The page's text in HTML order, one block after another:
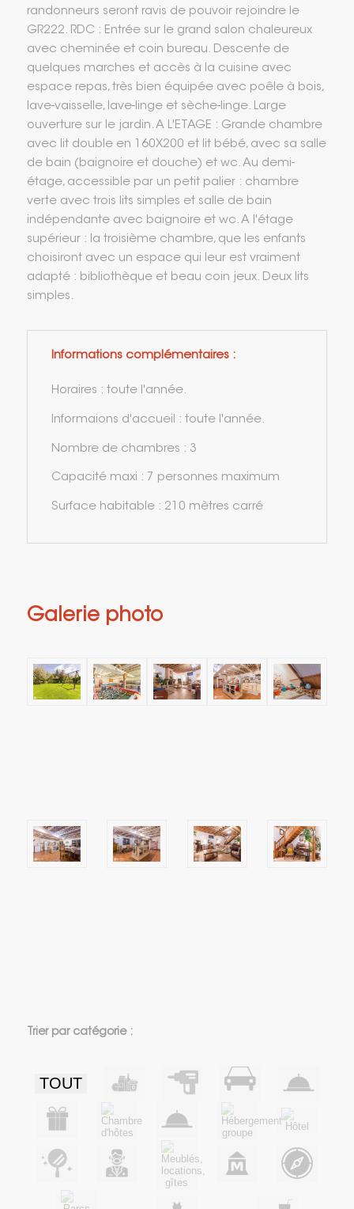
randonneurs seront ravis de pouvoir rejoindre le
GR222. RDC : Entrée sur le grand salon chaleureux
avec cheminée et coin bureau. Descente de
quelques marches et accès à la cuisine avec
espace repas, très bien équipée avec poêle à bois,
lave-vaisselle, lave-linge et sèche-linge. Large
ouverture sur le jardin. A L'ETAGE : Grande chambre
avec lit double en 160X200 et lit bébé, avec sa salle
de bain (baignoire et douche) et wc. Au demi-
étage, accessible par un petit palier : chambre
verte avec trois lits simples et salle de bain
indépendante avec baignoire et wc. A l'étage
supérieur : la troisième chambre, que les enfants
choisiront avec un espace qui leur est vraiment
adapté : bibliothèque et beau coin jeux. Deux lits
simples.
Informations complémentaires :
Horaires : toute l'année.
Informaions d'accueil : toute l'année.
Nombre de chambres : 3
Capacité maxi : 7 personnes maximum
Surface habitable : 210 mètres carré
Galerie photo
Trier par catégorie :
TOUT